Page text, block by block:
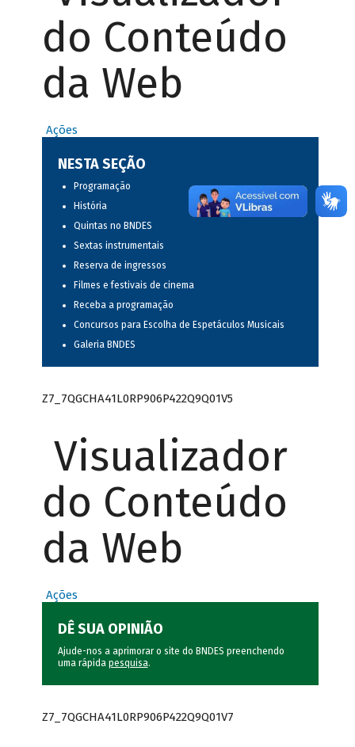
do Conteúdo
da Web
Ações
NESTA SEÇÃO
Programação
História
Quintas no BNDES
Sextas instrumentais
Reserva de ingressos
Filmes e festivais de cinema
Receba a programação
Concursos para Escolha de Espetáculos Musicais
Galeria BNDES
Z7_7QGCHA41L0RP906P422Q9Q01V5
Visualizador
do Conteúdo
da Web
Ações
DÊ SUA OPINIÃO
Ajude-nos a aprimorar o site do BNDES preenchendo
uma rápida pesquisa.
Z7_7QGCHA41L0RP906P422Q9Q01V7